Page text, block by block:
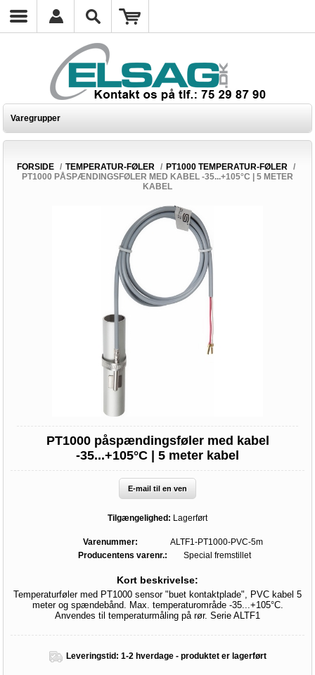
Varegrupper
FORSIDE / TEMPERATUR-FØLER / PT1000 TEMPERATUR-FØLER
/
PT1000 PÅSPÆNDINGSFØLER MED KABEL -35...+105°C | 5 METER
KABEL
PT1000 påspændingsføler med kabel
-35...+105°C | 5 meter kabel
E-mail til en ven
Tilgængelighed: Lagerført
Varenummer:
ALTF1-PT1000-PVC-5m
Producentens varenr.:
Special fremstillet
Kort beskrivelse:
Temperaturføler med PT1000 sensor "buet kontaktplade", PVC kabel 5
meter og spændebånd. Max. temperaturområde -35...+105°C.
Anvendes til temperaturmåling på rør. Serie ALTF1
Leveringstid: 1-2 hverdage - produktet er lagerført